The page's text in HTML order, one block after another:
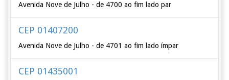
Avenida Nove de Julho - de 4700 ao fim lado par
CEP 01407200
Avenida Nove de Julho - de 4701 ao fim lado ímpar
CEP 01435001